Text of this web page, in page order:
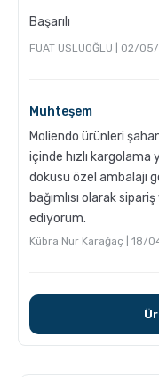
Başarılı
FUAT USLUOĞLU | 02/
Muhteşem
Moliendo ürünleri
içinde hızlı
dokusu özel ambalajı
bağımlısı olarak
ediyorum.
Kübra Nur Karağaç | 18/